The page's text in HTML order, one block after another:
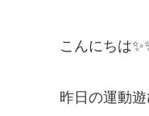
こんにちは
昨日の運動